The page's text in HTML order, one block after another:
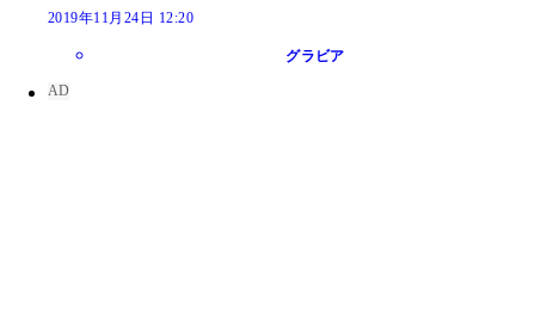
2019年11月24日 12:20
グラビア